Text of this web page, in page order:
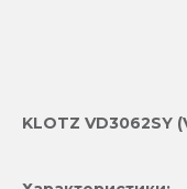
KLOTZ VD3062SY